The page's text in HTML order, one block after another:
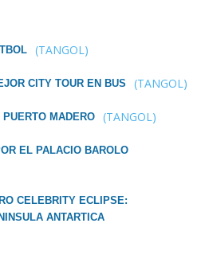
(TANGOL)
CITY TOUR EN BUS (TANGOL)
PUERTO MADERO (TANGOL)
EL PALACIO BAROLO
CELEBRITY ECLIPSE:
ANTARTICA